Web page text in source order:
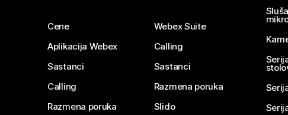
Cene
Aplikacija Webex
Sastanci
Calling
Razmena poruka
Webex Suite
Calling
Sastanci
Razmena poruka
Slido